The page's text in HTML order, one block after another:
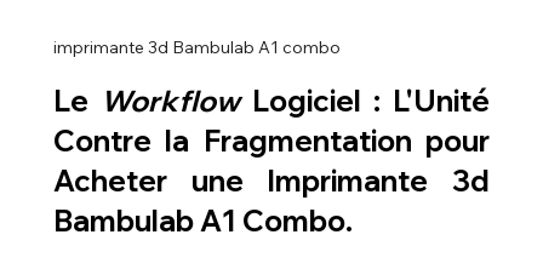
imprimante 3d Bambulab A1 combo
Le Workflow Logiciel : L'Unité
Acheter une Imprimante 3d
Bambulab A1 Combo.